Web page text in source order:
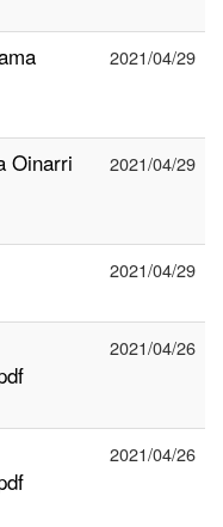
2021/04/29
Oinarri
2021/04/29
2021/04/29
2021/04/26
2021/04/26